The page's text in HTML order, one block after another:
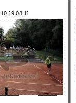
19:08:11